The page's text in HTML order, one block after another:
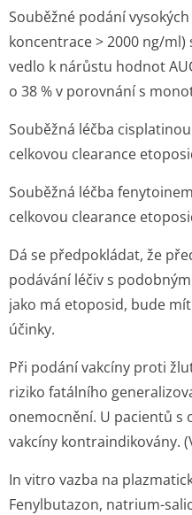
Souběžné podání
koncentrace > 2000 ng/
vedlo k nárůstu hodnot
o 38 % v porovnání s
Souběžná léčba
celkovou clearance
Souběžná léčba
celkovou clearance
Dá se předpokládat, že
podávání léčiv s
jako má etoposid, bude
účinky.
Při podání vakcíny proti
riziko fatálního
onemocnění. U pacientů
vakcíny kontraindikovány.
In vitro vazba na
Fenylbutazon, natrium-